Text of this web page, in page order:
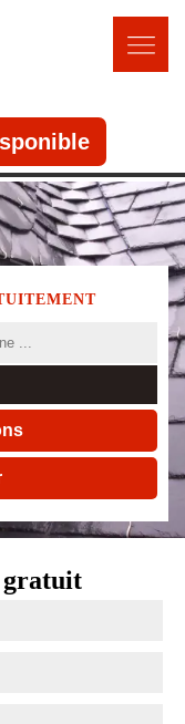
gratuit